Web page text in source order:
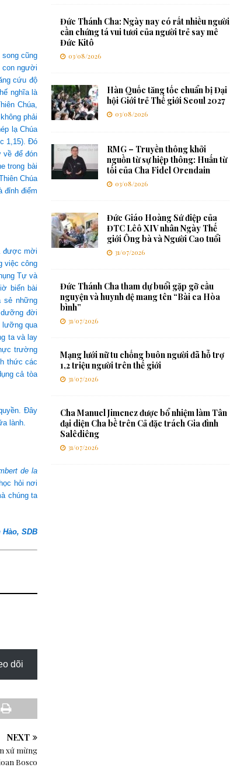
cũng
con người
cứu độ
nghĩa là
Chúa,
phải
lạ Chúa
1,15). Đó
về để đón
trong bài
Chúa
đỉnh điểm
được mời
việc công
Tự và
biến bài
sẻ những
dưỡng đời
lưỡng qua
ta và lay
trường
thức các
cả tòa
Đây
lành.
de la
hỏi nơi
chúng ta
Hào, SDB
dõi
NEXT
xứ mừng
Bosco
Đức Thánh Cha: Ngày nay có rất nhiều người
cần chứng tá vui tươi của người trẻ say mê
Đức Kitô
03/08/2026
Hàn Quốc tăng tốc chuẩn bị Đại
hội Giới trẻ Thế giới Seoul 2027
03/08/2026
RMG – Truyền thông khởi
nguồn từ sự hiệp thông: Huấn từ
tối của Cha Fidel Orendain
03/08/2026
Đức Giáo Hoàng Sứ điệp của
ĐTC Lêô XIV nhân Ngày Thế
giới Ông bà và Người Cao tuổi
31/07/2026
Đức Thánh Cha tham dự buổi gặp gỡ cầu
nguyện và huynh đệ mang tên “Bài ca Hòa
bình”
31/07/2026
Mạng lưới nữ tu chống buôn người đã hỗ trợ
1,2 triệu người trên thế giới
31/07/2026
Cha Manuel Jimenez được bổ nhiệm làm Tân
đại diện Cha bề trên Cả đặc trách Gia đình
Salêdiêng
31/07/2026